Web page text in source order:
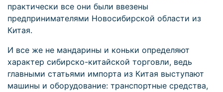
практически все они были ввезены
предпринимателями Новосибирской области из
Китая.
И все же не мандарины и коньки определяют
характер сибирско-китайской торговли, ведь
главными статьями импорта из Китая выступают
машины и оборудование: транспортные средства,